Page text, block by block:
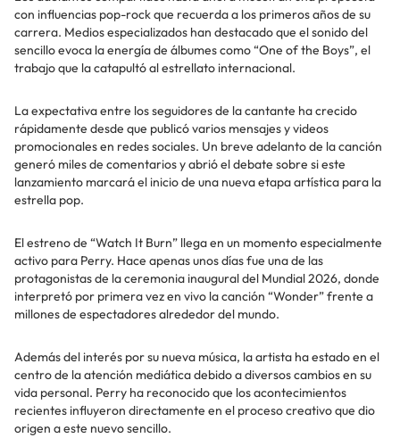
con influencias pop-rock que recuerda a los primeros años de su
carrera. Medios especializados han destacado que el sonido del
sencillo evoca la energía de álbumes como “One of the Boys”, el
trabajo que la catapultó al estrellato internacional.
La expectativa entre los seguidores de la cantante ha crecido
rápidamente desde que publicó varios mensajes y videos
promocionales en redes sociales. Un breve adelanto de la canción
generó miles de comentarios y abrió el debate sobre si este
lanzamiento marcará el inicio de una nueva etapa artística para la
estrella pop.
El estreno de “Watch It Burn” llega en un momento especialmente
activo para Perry. Hace apenas unos días fue una de las
protagonistas de la ceremonia inaugural del Mundial 2026, donde
interpretó por primera vez en vivo la canción “Wonder” frente a
millones de espectadores alrededor del mundo.
Además del interés por su nueva música, la artista ha estado en el
centro de la atención mediática debido a diversos cambios en su
vida personal. Perry ha reconocido que los acontecimientos
recientes influyeron directamente en el proceso creativo que dio
origen a este nuevo sencillo.